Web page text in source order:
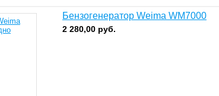
Бензогенератор Weima WM7000
2 280,00 руб.